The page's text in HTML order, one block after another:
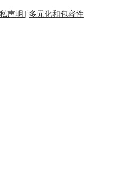
声明 | 多元化和包容性